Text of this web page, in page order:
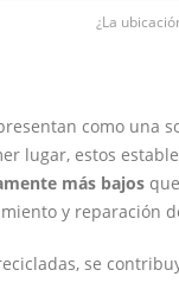
¿La
como una
lugar, estos
más bajos
y reparación
se